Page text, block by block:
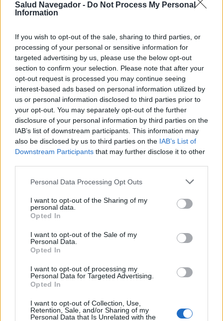
Salud Navegador - Do Not Process My Personal
Information
If you wish to opt-out of the sale, sharing to third parties, or
processing of your personal or sensitive information for
targeted advertising by us, please use the below opt-out
section to confirm your selection. Please note that after your
opt-out request is processed you may continue seeing
interest-based ads based on personal information utilized by
us or personal information disclosed to third parties prior to
your opt-out. You may separately opt-out of the further
disclosure of your personal information by third parties on the
IAB’s list of downstream participants. This information may
also be disclosed by us to third parties on the IAB’s List of
Downstream Participants that may further disclose it to other
Please note that this website/app uses one or more Google
not limited to your visit or usage behaviour. You may click to
grant or deny consent to Google and its third-party tags to
use your data for below specified purposes in below Google
consent section.
Personal Data Processing Opt Outs
I want to opt-out of the Sharing of my
personal data.
Opted In
I want to opt-out of the Sale of my
Personal Data.
Opted In
I want to opt-out of processing my
Personal Data for Targeted Advertising.
Opted In
I want to opt-out of Collection, Use,
Retention, Sale, and/or Sharing of my
Personal Data that Is Unrelated with the
Recomendaciones de la PTG sobre el
diagnóstico ecográfico en obstetricia
‹ ›